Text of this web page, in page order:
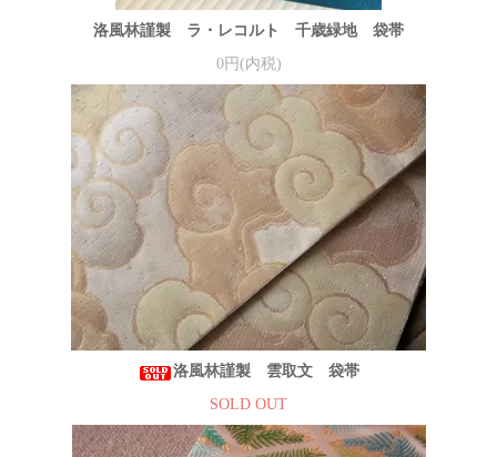
洛風林謹製 ラ・レコルト 千歳緑地 袋帯
0円(内税)
洛風林謹製 雲取文 袋帯
SOLD OUT